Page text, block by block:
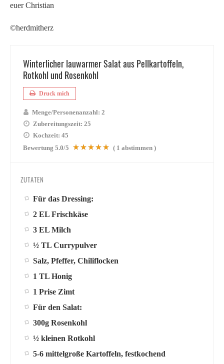
euer Christian
©herdmitherz
Winterlicher lauwarmer Salat aus Pellkartoffeln,
Rotkohl und Rosenkohl
Druck mich
Menge/Personenanzahl: 2
Zubereitungszeit: 25
Kochzeit: 45
Bewertung 5.0/5 ( 1 abstimmen )
ZUTATEN
Für das Dressing:
2 EL Frischkäse
3 EL Milch
½ TL Currypulver
Salz, Pfeffer, Chiliflocken
1 TL Honig
1 Prise Zimt
Für den Salat:
300g Rosenkohl
½ kleinen Rotkohl
5-6 mittelgroße Kartoffeln, festkochend